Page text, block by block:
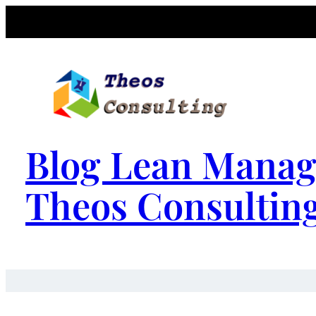
Blog Lean
Theos